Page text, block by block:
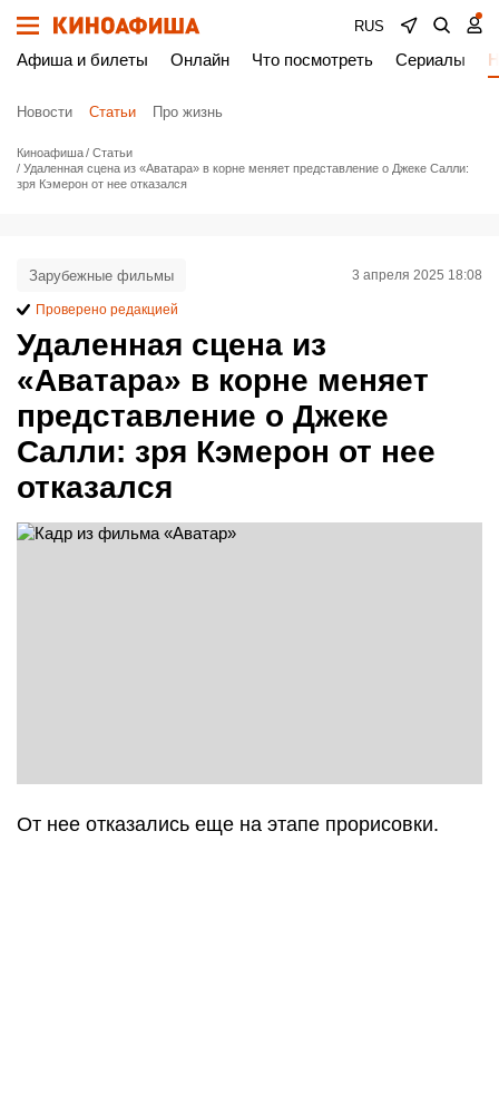
RUS
Афиша и билеты Онлайн Что посмотреть Сериалы
Новости Статьи Про жизнь
Киноафиша
Статьи
Удаленная сцена из «Аватара» в корне меняет представление о Джеке Салли:
зря Кэмерон от нее отказался
Удаленная сцена из
«Аватара» в корне меняет
представление о Джеке
Салли: зря Кэмерон от нее
отказался
Зарубежные фильмы 3 апреля 2025 18:08
Проверено редакцией
От нее отказались еще на этапе прорисовки.